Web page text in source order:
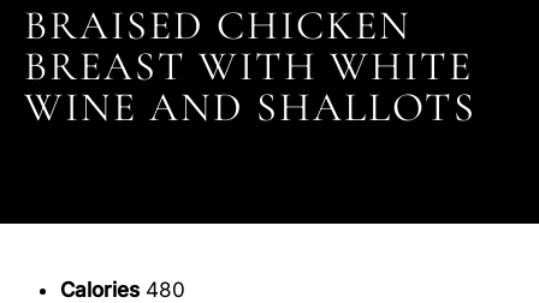
BRAISED CHICKEN
BREAST WITH WHITE
WINE AND SHALLOTS
Calories 480